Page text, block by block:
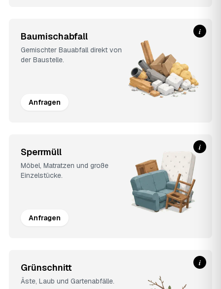
Baumischabfall
Gemischter Bauabfall direkt von
der Baustelle.
Anfragen
i
Sperrmüll
Möbel, Matratzen und große
Einzelstücke.
Anfragen
i
Grünschnitt
Äste, Laub und Gartenabfälle.
i